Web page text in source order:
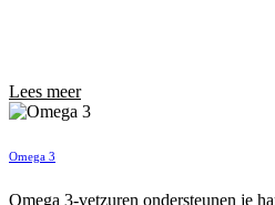
Lees meer
Omega 3
Omega 3-vetzuren ondersteunen je